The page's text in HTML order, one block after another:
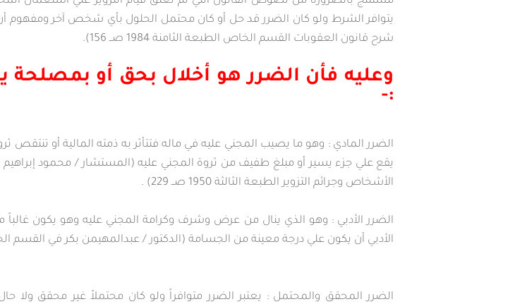
يتوافر الشرط ولو كان الضرر قد حل أو كان محتمل الحلول بأي شخص آخر ومفهوم
شرح قانون العقوبات القسم الخاص الطبعة الثامنة 1984 صــ 156).
وعليه فأن الضرر هو أخلال بحق أو بمصلحة
:-
الضرر المادي : وهو ما يصيب المجني عليه في ماله فتتأثر به ذمته المالية أو
يقع علي جزء يسير أو مبلغ طفيف من ثروة المجني عليه (المستشار / محمود
الأشخاص وجرائم التزوير الطبعة الثالثة 1950 صــ 229) .
الضرر الأدبي : وهو الذي ينال من عرض وشرف وكرامة المجني عليه وهو يكون غالباً
الأدبي أن يكون علي درجة معينة من الجسامة (الدكتور / عبدالمهيمن بكر في القسم الخاص في
الضرر المحقق والمحتمل : يعتبر الضرر متوافراً ولو كان محتملاً غير محقق ولا